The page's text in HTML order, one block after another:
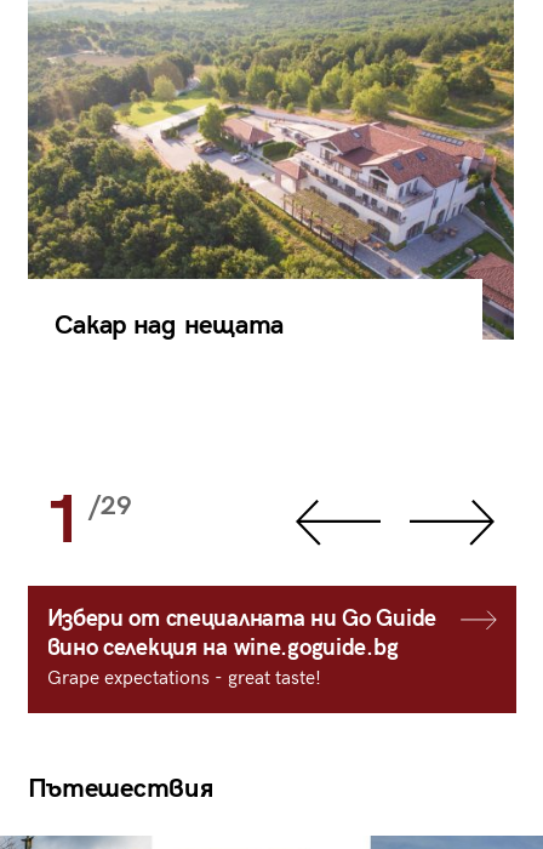
Сакар над нещата
1 /29
Избери от специалната ни Go Guide
вино селекция на wine.goguide.bg
Grape expectations - great taste!
Пътешествия